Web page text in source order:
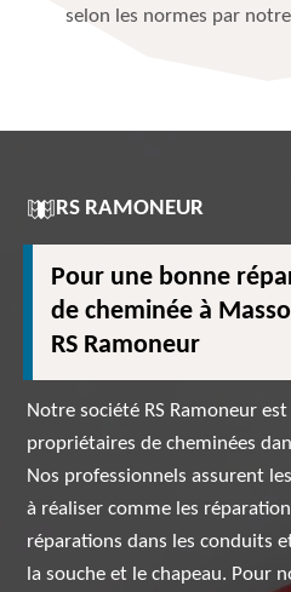
selon les normes par
RS RAMONEUR
Pour une bonne
de cheminée à
RS Ramoneur
Notre société RS Ramoneur
propriétaires de cheminées
Nos professionnels assurent
à réaliser comme les
réparations dans les conduits
la souche et le chapeau. Pour